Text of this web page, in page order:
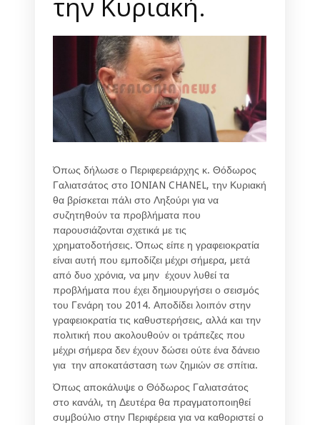
Όπως δήλωσε ο Περιφερειάρχης κ. Θόδωρος
Γαλιατσάτος στο IONIAN CHANEL, την Κυριακή
θα βρίσκεται πάλι στο Ληξούρι για να
συζητηθούν τα προβλήματα που
παρουσιάζονται σχετικά με τις
χρηματοδοτήσεις. Όπως είπε η γραφειοκρατία
είναι αυτή που εμποδίζει μέχρι σήμερα, μετά
από δυο χρόνια, να μην έχουν λυθεί τα
προβλήματα που έχει δημιουργήσει ο σεισμός
του Γενάρη του 2014. Αποδίδει λοιπόν στην
γραφειοκρατία τις καθυστερήσεις, αλλά και την
πολιτική που ακολουθούν οι τράπεζες που
μέχρι σήμερα δεν έχουν δώσει ούτε ένα δάνειο
για την αποκατάσταση των ζημιών σε σπίτια.
Όπως αποκάλυψε ο Θόδωρος Γαλιατσάτος
στο κανάλι, τη Δευτέρα θα πραγματοποιηθεί
συμβούλιο στην Περιφέρεια για να καθοριστεί ο